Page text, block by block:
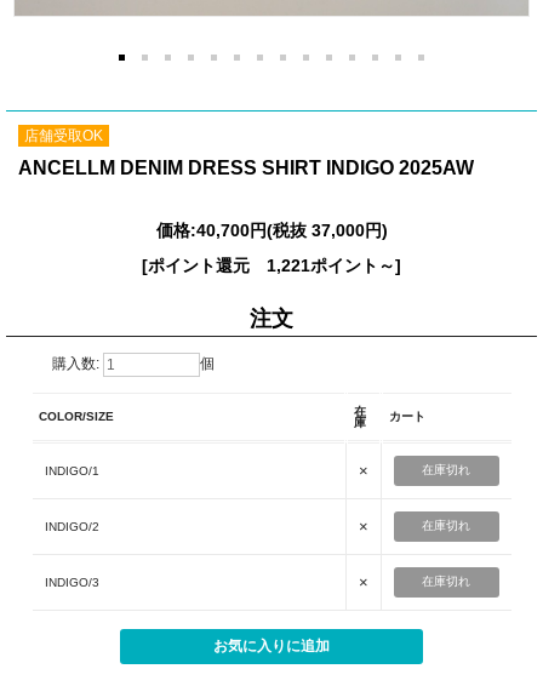
店舗受取OK
ANCELLM DENIM DRESS SHIRT INDIGO 2025AW
価格:40,700円(税抜 37,000円)
[ポイント還元 1,221ポイント～]
注文
購入数: 個
COLOR/SIZE
在
庫
カート
INDIGO/1 × 在庫切れ
INDIGO/2 × 在庫切れ
INDIGO/3 × 在庫切れ